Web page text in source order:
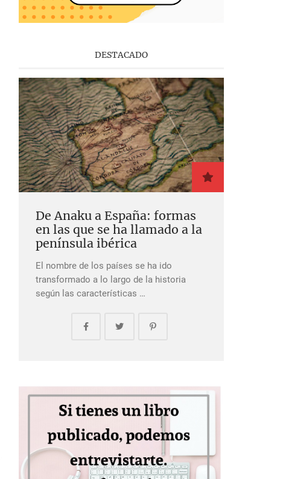
DESTACADO
De Anaku a España: formas
en las que se ha llamado a la
península ibérica
El nombre de los países se ha ido
transformado a lo largo de la historia
según las características …